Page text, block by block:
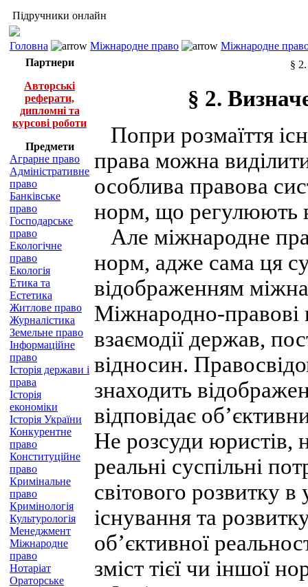
Підручники онлайн
Головна Міжнародне право
Міжнародне
Партнери
Авторські
реферати,
дипломні та
курсові роботи
Предмети
Аграрне право
Адміністративне
право
Банківське
право
Господарське
право
Екологічне
право
Екологія
Етика та
Естетика
Житлове право
Журналістика
Земельне право
Інформаційне
право
Історія держави і
права
Історія
економіки
Історія України
Конкурентне
право
Конституційне
право
Кримінальне
право
Кримінологія
Культурологія
Менеджмент
Міжнародне
право
Нотаріат
Ораторське
§
§ 2.
Попри розмаїття
права можна
особлива правова
норм, що регулюють
Але міжнародне
норм, адже сама ця
відображенням
Міжнародно-правові
взаємодії держав,
відносин.
знаходить
відповідає
Не розсуди юристів,
реальні суспільні
світового розвитку
існування та
об’єктивної
зміст тієї чи іншої